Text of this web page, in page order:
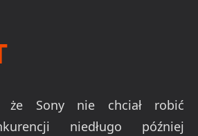
że Sony nie chciał robić
niedługo później